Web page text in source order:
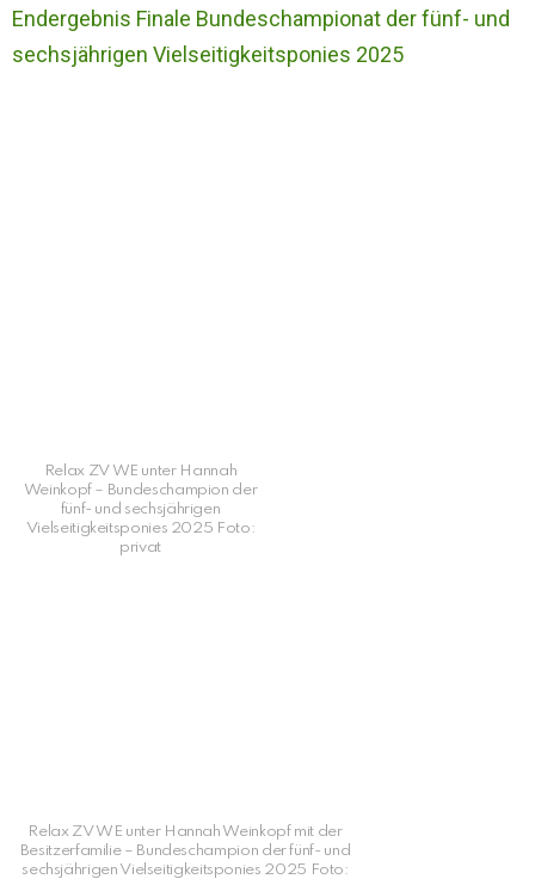
Endergebnis Finale Bundeschampionat der fünf- und
sechsjährigen Vielseitigkeitsponies 2025
Relax ZV WE unter Hannah
Weinkopf – Bundeschampion der
fünf- und sechsjährigen
Vielseitigkeitsponies 2025 Foto:
privat
Relax ZV WE unter Hannah Weinkopf mit der
Besitzerfamilie – Bundeschampion der fünf- und
sechsjährigen Vielseitigkeitsponies 2025 Foto: